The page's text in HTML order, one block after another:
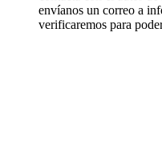
envíanos un correo a
verificaremos para